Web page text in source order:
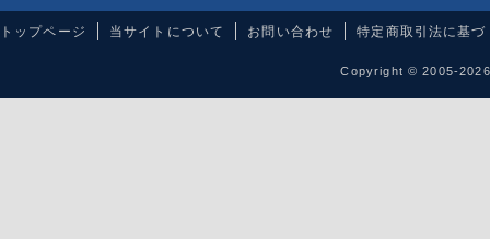
トップページ 当サイトについて お問い合わせ 特定商取引法に基づ
Copyright © 2005-